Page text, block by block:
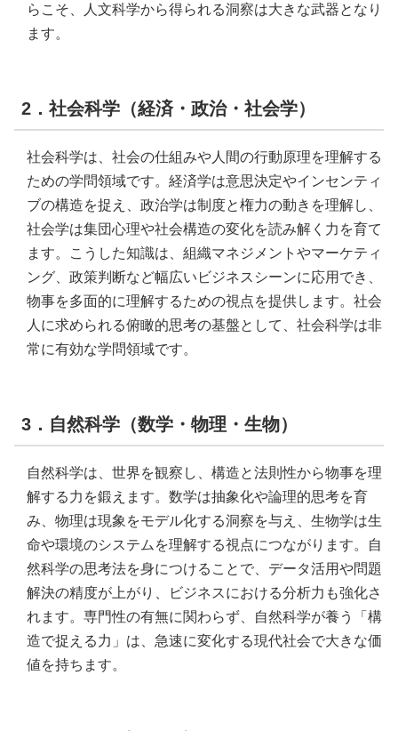
らこそ、人文科学から得られる洞察は大きな武器となり
ます。
2．社会科学（経済・政治・社会学）
社会科学は、社会の仕組みや人間の行動原理を理解する
ための学問領域です。経済学は意思決定やインセンティ
ブの構造を捉え、政治学は制度と権力の動きを理解し、
社会学は集団心理や社会構造の変化を読み解く力を育て
ます。こうした知識は、組織マネジメントやマーケティ
ング、政策判断など幅広いビジネスシーンに応用でき、
物事を多面的に理解するための視点を提供します。社会
人に求められる俯瞰的思考の基盤として、社会科学は非
常に有効な学問領域です。
3．自然科学（数学・物理・生物）
自然科学は、世界を観察し、構造と法則性から物事を理
解する力を鍛えます。数学は抽象化や論理的思考を育
み、物理は現象をモデル化する洞察を与え、生物学は生
命や環境のシステムを理解する視点につながります。自
然科学の思考法を身につけることで、データ活用や問題
解決の精度が上がり、ビジネスにおける分析力も強化さ
れます。専門性の有無に関わらず、自然科学が養う「構
造で捉える力」は、急速に変化する現代社会で大きな価
値を持ちます。